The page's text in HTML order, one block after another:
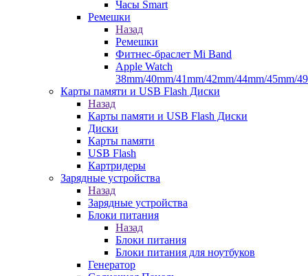
Часы Smart
Ремешки
Назад
Ремешки
Фитнес-браслет Mi Band
Apple Watch
38mm/40mm/41mm/42mm/44mm/45mm/
Карты памяти и USB Flash Диски
Назад
Карты памяти и USB Flash Диски
Диски
Карты памяти
USB Flash
Картридеры
Зарядные устройства
Назад
Зарядные устройства
Блоки питания
Назад
Блоки питания
Блоки питания для ноутбуков
Генератор